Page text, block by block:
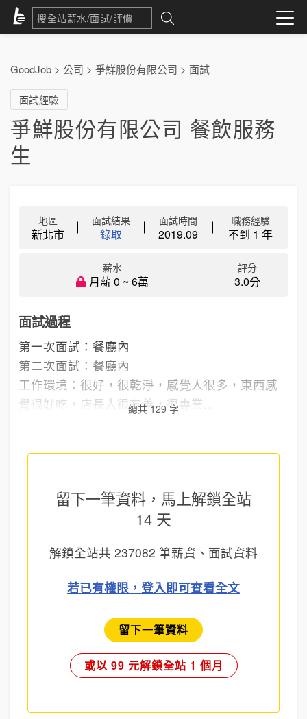
GoodJob > 公司 > 爭鮮股份有限公司 > 面試
面試經驗
爭鮮股份有限公司 餐飲服務
生
地區
新北市
面試結果
錄取
面試時間
2019.09
職務經驗
不到 1 年
薪水
月薪 0 ~ 6萬
評分
3.0分
面試過程
第一次面試：餐廳內
第二次面試：餐廳內
工作環境：很好，很乾淨，感覺人很多，東西感
覺很好吃，店長人很友善，很專業...
總共 129 字
留下一筆資料，馬上解鎖全站
14 天
解鎖全站共 237082 筆薪資、面試資料
若已有權限，登入即可查看全文
留下一筆資料
或以 99 元解鎖全站 1 個月